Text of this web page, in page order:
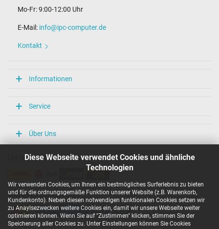
Diese Webseite verwendet Cookies und ähnliche
Technologien
Wir verwenden Cookies, um Ihnen ein bestmögliches Surferlebnis zu bieten
und für die ordnungsgemäße Funktion unserer Website (z.B. Warenkorb,
Kundenkonto). Neben diesen notwendigen funktionalen Cookies setzen wir
zu Anaylsezwecken weitere Cookies ein, damit wir unsere Webseite weiter
optimieren können. Wenn Sie auf "Zustimmen" klicken, stimmen Sie der
Speicherung aller Cookies zu. Unter Einstellungen können Sie Cookies
Maße
Länge / Breite / Höhe
Überlast-, kurzschluss- und überhitzungsgeschützt
CE
Kategorisierung
Netzteil
Mo-Fr: 9:00-12:00 Uhr
E-Mail: info@ipc-computer.de
Kontakt
Informationen
Service
Über Uns
Unsere Versandarten
Unsere Zahlarten